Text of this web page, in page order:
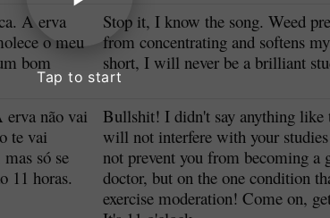
Tap to start
A erva
o meu
bom
Stop it, I know the song. Weed
from concentrating and softens
short, I will never be a brilliant
erva não vai
te vai
só se
11 horas.
Bullshit! I didn't say anything like
will not interfere with your
not prevent you from becoming a
doctor, but on the one condition
exercise moderation! Come on,